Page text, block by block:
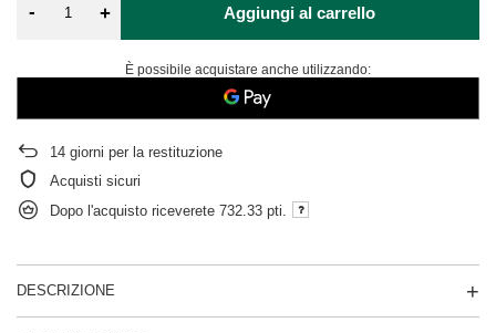
- + Aggiungi al carrello
È possibile acquistare anche utilizzando:
14 giorni per la restituzione
Acquisti sicuri
Dopo l'acquisto riceverete 732.33 pti.
DESCRIZIONE